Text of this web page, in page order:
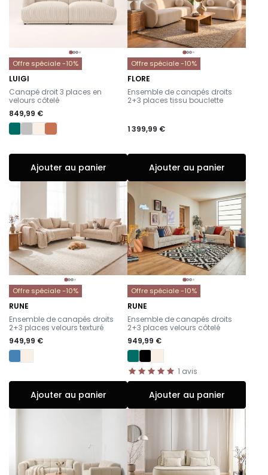
Offre spéciale -10%
LUIGI
-
Canapé droit 3 places en
velours côtelé
849,99 €
Ajouter au panier
Offre spéciale -10%
FLORE
-
Ensemble de canapés droits
2+3 places tissu bouclette
1 399,99 €
Ajouter au panier
Offre spéciale -10%
RUNE
-
Ensemble de canapés droits
2+3 places velours texturé
949,99 €
Ajouter au panier
Offre spéciale -10%
RUNE
-
Ensemble de canapés droits
2+3 places velours côtelé
949,99 €
1 avis
Ajouter au panier